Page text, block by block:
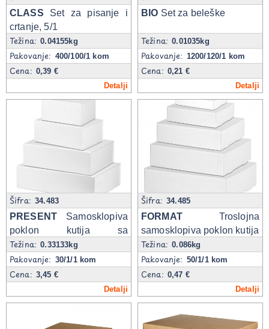
CLASS Set za pisanje i
crtanje, 5/1
Težina:0.04155kg
Pakovanje: 400/100/1 kom
Cena: 0,39 €
Detalji
BIO Set za beleške
Težina:0.01035kg
Pakovanje: 1200/120/1 kom
Cena: 0,21 €
Detalji
Šifra:34.483
PRESENT Samosklopiva
poklon kutija sa
mehanizmom
Težina:0.33133kg
Pakovanje: 30/1/1 kom
Cena: 3,45 €
Detalji
Šifra:34.485
FORMATTroslojna
samosklopiva poklon kutija
Težina:0.086kg
Pakovanje: 50/1/1 kom
Cena: 0,47 €
Detalji